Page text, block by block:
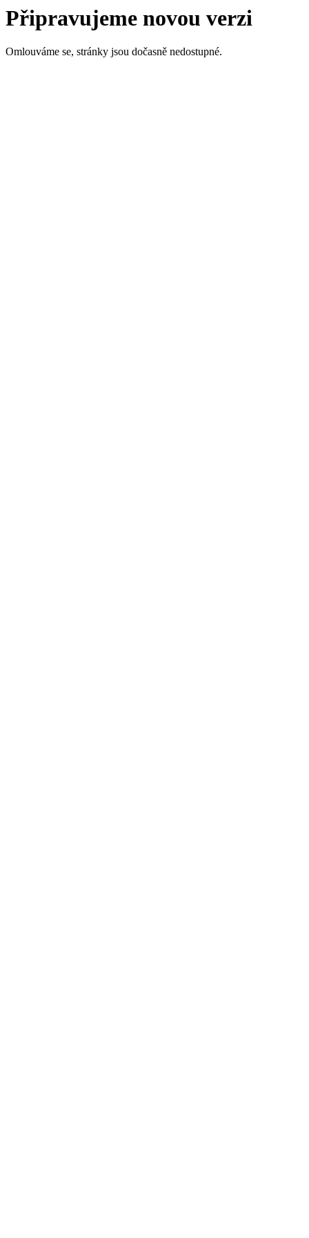
Připravujeme novou verzi
Omlouváme se, stránky jsou dočasně nedostupné.